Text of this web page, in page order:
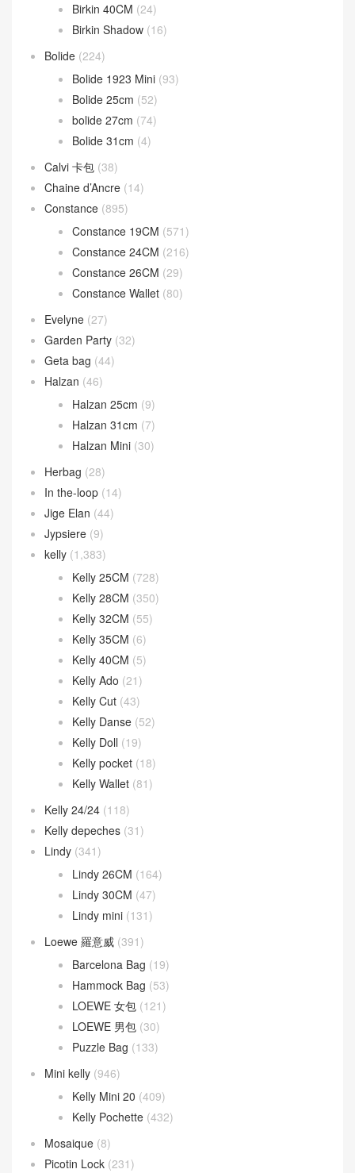
Birkin 40CM (24)
Birkin Shadow (16)
Bolide (224)
Bolide 1923 Mini (93)
Bolide 25cm (52)
bolide 27cm (74)
Bolide 31cm (4)
Calvi 卡包 (38)
Chaine d’Ancre (14)
Constance (895)
Constance 19CM (571)
Constance 24CM (216)
Constance 26CM (29)
Constance Wallet (80)
Evelyne (27)
Garden Party (32)
Geta bag (44)
Halzan (46)
Halzan 25cm (9)
Halzan 31cm (7)
Halzan Mini (30)
Herbag (28)
In the-loop (14)
Jige Elan (44)
Jypsiere (9)
kelly (1,383)
Kelly 25CM (728)
Kelly 28CM (350)
Kelly 32CM (55)
Kelly 35CM (6)
Kelly 40CM (5)
Kelly Ado (21)
Kelly Cut (43)
Kelly Danse (52)
Kelly Doll (19)
Kelly pocket (18)
Kelly Wallet (81)
Kelly 24/24 (118)
Kelly depeches (31)
Lindy (341)
Lindy 26CM (164)
Lindy 30CM (47)
Lindy mini (131)
Loewe 羅意威 (391)
Barcelona Bag (19)
Hammock Bag (53)
LOEWE 女包 (121)
LOEWE 男包 (30)
Puzzle Bag (133)
Mini kelly (946)
Kelly Mini 20 (409)
Kelly Pochette (432)
Mosaique (8)
Picotin Lock (231)